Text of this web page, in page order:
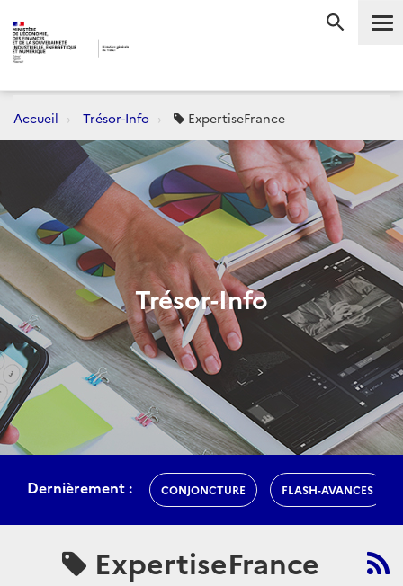
Accueil Trésor-Info ExpertiseFrance
Trésor-Info
Dernièrement : CONJONCTURE FLASH-AVANCES
ExpertiseFrance